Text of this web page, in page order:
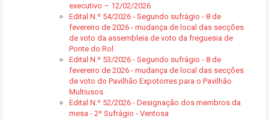
executivo – 12/02/2026
Edital N.º 54/2026 - Segundo sufrágio - 8 de
fevereiro de 2026 - mudança de local das secções
de voto da assembleia de voto da freguesia de
Ponte do Rol
Edital N.º 53/2026 - Segundo sufrágio - 8 de
fevereiro de 2026 - mudança de local das secções
de voto do Pavilhão Expotorres para o Pavilhão
Multiusos
Edital N.º 52/2026 - Designação dos membros da
mesa - 2º Sufrágio - Ventosa